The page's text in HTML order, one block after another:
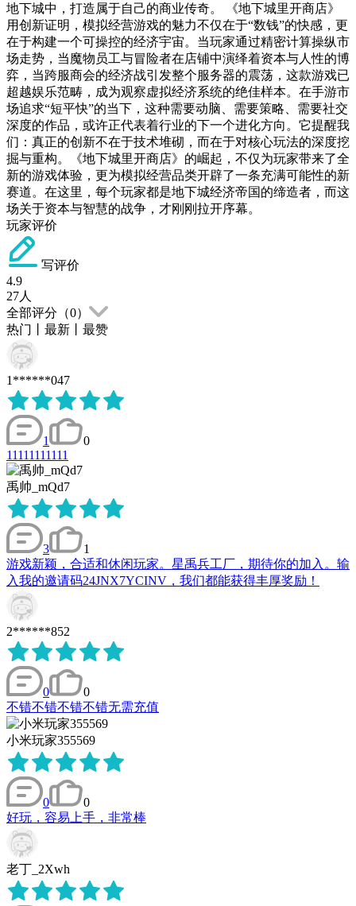
地下城中，打造属于自己的商业传奇。 《地下城里开商店》
用创新证明，模拟经营游戏的魅力不仅在于“数钱”的快感，更
在于构建一个可操控的经济宇宙。当玩家通过精密计算操纵市
场走势，当魔物员工与冒险者在店铺中演绎着资本与人性的博
弈，当跨服商会的经济战引发整个服务器的震荡，这款游戏已
超越娱乐范畴，成为观察虚拟经济系统的绝佳样本。在手游市
场追求“短平快”的当下，这种需要动脑、需要策略、需要社交
深度的作品，或许正代表着行业的下一个进化方向。它提醒我
们：真正的创新不在于技术堆砌，而在于对核心玩法的深度挖
掘与重构。《地下城里开商店》的崛起，不仅为玩家带来了全
新的游戏体验，更为模拟经营品类开辟了一条充满可能性的新
赛道。在这里，每个玩家都是地下城经济帝国的缔造者，而这
场关于资本与智慧的战争，才刚刚拉开序幕。
玩家评价
写评价
4.9
27人
全部评分（0）
热门
最新 最赞
1******047
1
0
11111111111
禹帅_mQd7
3
1
游戏新颖，合适和休闲玩家。星禹兵工厂，期待你的加入。输
入我的邀请码24JNX7YCINV，我们都能获得丰厚奖励！
2******852
0
0
不错不错不错不错无需充值
小米玩家355569
0
0
好玩，容易上手，非常棒
老丁_2Xwh